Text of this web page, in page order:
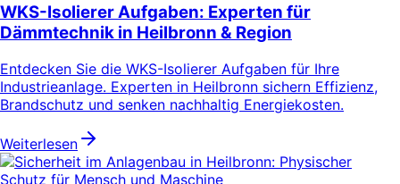
WKS-Isolierer Aufgaben: Experten für
Dämmtechnik in Heilbronn & Region
Entdecken Sie die WKS-Isolierer Aufgaben für Ihre
Industrieanlage. Experten in Heilbronn sichern Effizienz,
Brandschutz und senken nachhaltig Energiekosten.
Weiterlesen